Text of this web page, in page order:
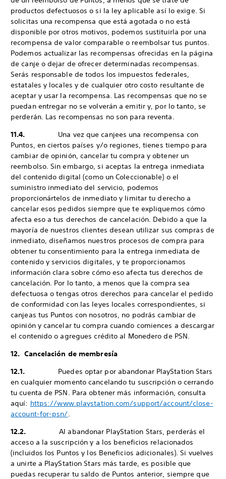
productos defectuosos o si la ley aplicable así lo exige. Si
solicitas una recompensa que está agotada o no está
disponible por otros motivos, podemos sustituirla por una
recompensa de valor comparable o reembolsar tus puntos.
Podemos actualizar las recompensas ofrecidas en la página
de canje o dejar de ofrecer determinadas recompensas.
Serás responsable de todos los impuestos federales,
estatales y locales y de cualquier otro costo resultante de
aceptar y usar la recompensa. Las recompensas que no se
puedan entregar no se volverán a emitir y, por lo tanto, se
perderán. Las recompensas no son para reventa.
11.4. Una vez que canjees una recompensa con
Puntos, en ciertos países y/o regiones, tienes tiempo para
cambiar de opinión, cancelar tu compra y obtener un
reembolso. Sin embargo, si aceptas la entrega inmediata
del contenido digital (como un Coleccionable) o el
suministro inmediato del servicio, podemos
proporcionártelos de inmediato y limitar tu derecho a
cancelar esos pedidos siempre que te expliquemos cómo
afecta eso a tus derechos de cancelación. Debido a que la
mayoría de nuestros clientes desean utilizar sus compras de
inmediato, diseñamos nuestros procesos de compra para
obtener tu consentimiento para la entrega inmediata de
contenido y servicios digitales, y te proporcionamos
información clara sobre cómo eso afecta tus derechos de
cancelación. Por lo tanto, a menos que la compra sea
defectuosa o tengas otros derechos para cancelar el pedido
de conformidad con las leyes locales correspondientes, si
canjeas tus Puntos con nosotros, no podrás cambiar de
opinión y cancelar tu compra cuando comiences a descargar
el contenido o agregues crédito al Monedero de PSN.
12. Cancelación de membresía
12.1. Puedes optar por abandonar PlayStation Stars
en cualquier momento cancelando tu suscripción o cerrando
tu cuenta de PSN. Para obtener más información, consulta
aquí: https://www.playstation.com/support/account/close-
account-for-psn/.
12.2.Al abandonar PlayStation Stars, perderás el
acceso a la suscripción y a los beneficios relacionados
(incluidos los Puntos y los Beneficios adicionales). Si vuelves
a unirte a PlayStation Stars más tarde, es posible que
puedas recuperar tu saldo de Puntos anterior, siempre que